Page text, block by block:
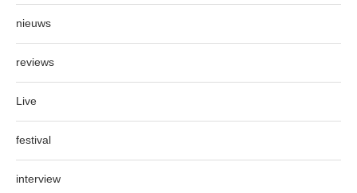
nieuws
reviews
Live
festival
interview